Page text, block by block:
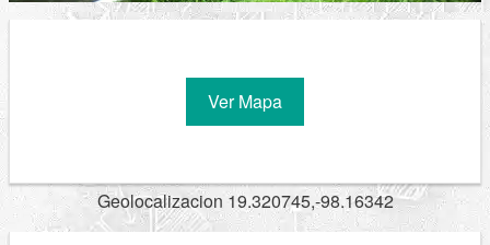
Ver Mapa
Geolocalizacion 19.320745,-98.16342